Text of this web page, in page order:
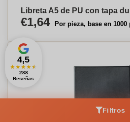
Libreta A5 de PU con tapa
€1,64 Por pieza, base en 1000
Filtros
4,5
★★★★★
288
Reseñas